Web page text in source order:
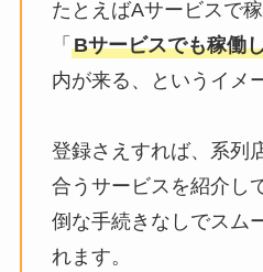
たとえばAサービスで
「 Bサービスでも稼働
内が来る、というイメ
登録さえすれば、系列
合うサービスを紹介し
倒な手続きなしでスム
れます。